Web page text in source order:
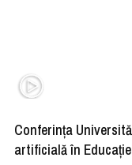
Conferința
artificială în